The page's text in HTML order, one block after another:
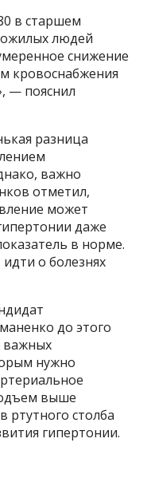
в старшем
людей
снижение
кровоснабжения
— пояснил
разница
важно
отметил,
может
даже
в норме.
о болезнях
до этого
важных
нужно
выше
ртутного столба
гипертонии.